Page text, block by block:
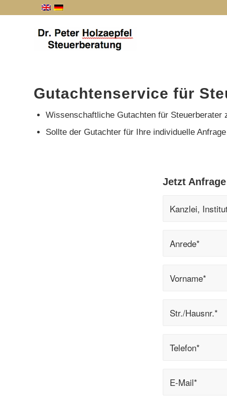
Gutachtenservice für
Wissenschaftliche Gutachten für
Sollte der Gutachter für Ihre individuelle
Jetzt